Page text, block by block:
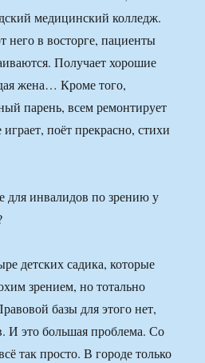
медицинский колледж.
него в восторге, пациенты
Получает хорошие
жена… Кроме того,
парень, всем ремонтирует
поёт прекрасно, стихи
инвалидов по зрению у
детских садика, которые
зрением, но тотально
базы для этого нет,
И это большая проблема. Со
так просто. В городе только